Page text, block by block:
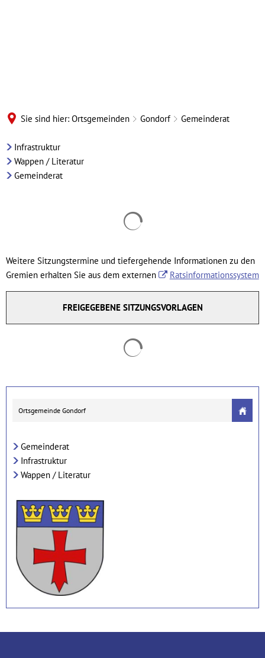
Sie sind hier: Ortsgemeinden Gondorf Gemeinderat
Gondorf
Infrastruktur
Wappen / Literatur
Gemeinderat
Weitere Sitzungstermine und tiefergehende Informationen zu den
Gremien erhalten Sie aus dem externen
Ratsinformationssystem
FREIGEGEBENE SITZUNGSVORLAGEN
Ortsgemeinde Gondorf
Gemeinderat
Infrastruktur
Wappen / Literatur